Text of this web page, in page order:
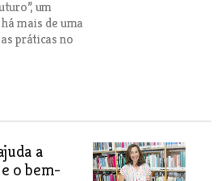
um
mais de uma
práticas no
a
o bem-